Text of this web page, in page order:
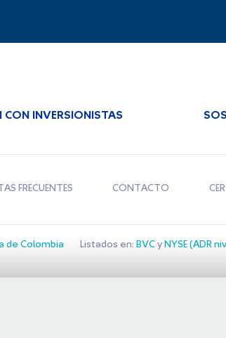
CON INVERSIONISTAS
FRECUENTES CONTACTO
de Colombia Listados en: BVCy NYSE (ADR